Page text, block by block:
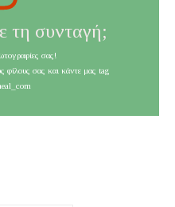
τη συνταγή;
σας!
φίλους σας και κάντε μας tag